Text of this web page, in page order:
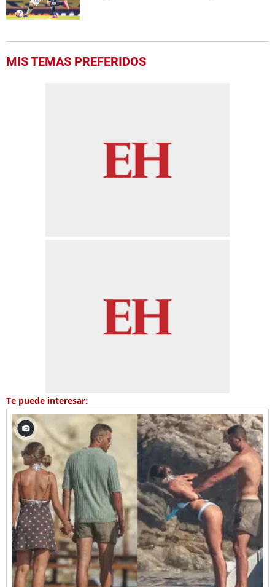
MIS TEMAS PREFERIDOS
Te puede interesar: